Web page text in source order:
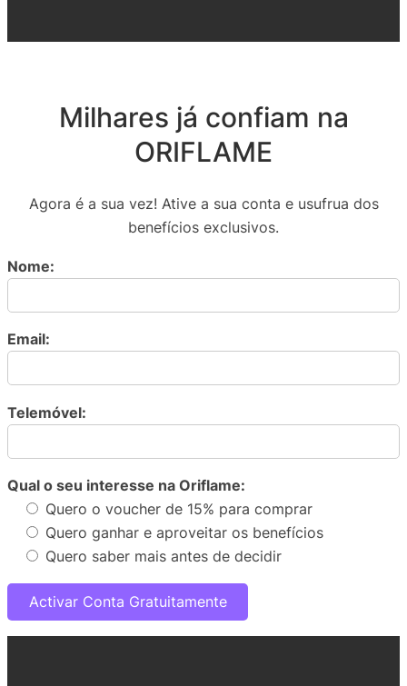
Milhares já confiam na
ORIFLAME
Agora é a sua vez! Ative a sua conta e usufrua dos
benefícios exclusivos.
Nome:
Email:
Telemóvel:
Qual o seu interesse na Oriflame:
Quero o voucher de 15% para comprar
Quero ganhar e aproveitar os benefícios
Quero saber mais antes de decidir